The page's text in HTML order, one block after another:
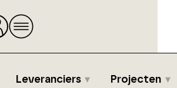
Leveranciers Projecten